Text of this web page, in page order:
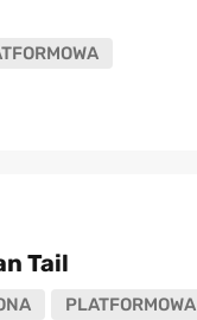
Tail
PLATFORMOWA